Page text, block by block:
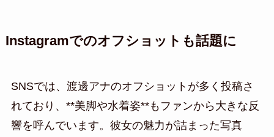
Instagramでのオフショットも話題に
SNSでは、渡邊アナのオフショットが多く投稿さ
れており、**美脚や水着姿**もファンから大きな反
響を呼んでいます。彼女の魅力が詰まった写真